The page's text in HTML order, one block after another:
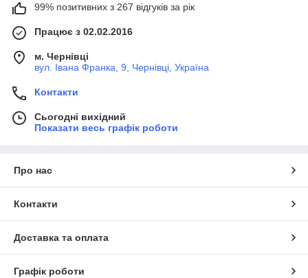
99% позитивних з 267 відгуків за рік
Працює з 02.02.2016
м. Чернівці
вул. Івана Франка, 9, Чернівці, Україна
Контакти
Сьогодні вихідний
Показати весь графік роботи
Про нас
Контакти
Доставка та оплата
Графік роботи